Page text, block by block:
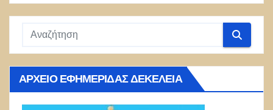
ΑΡΧΕΊΟ ΕΦΗΜΕΡΊΔΑΣ ΔΕΚΈΛΕΙΑ